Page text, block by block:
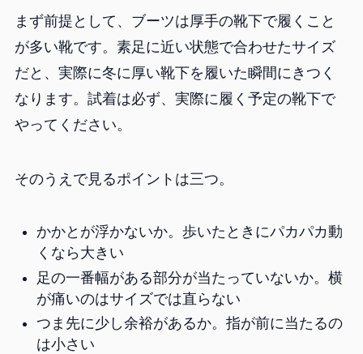
まず前提として、ブーツは厚手の靴下で履くこと
が多い靴です。素足に近い状態で合わせたサイズ
だと、実際に冬に厚い靴下を履いた瞬間にきつく
なります。試着は必ず、実際に履く予定の靴下で
やってください。
そのうえで見るポイントは三つ。
かかとが浮かないか。歩いたときにパカパカ動
くなら大きい
足の一番幅がある部分が当たっていないか。横
が痛いのはサイズでは直らない
つま先に少し余裕があるか。指が前に当たるの
は小さい